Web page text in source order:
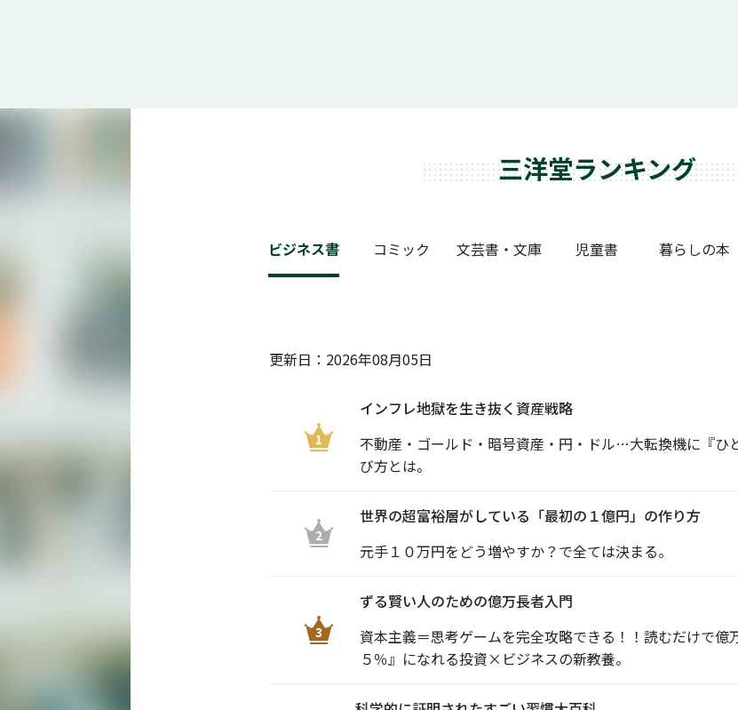
三洋堂ランキング
ビジネス書 コミック 文芸書・文庫 児童書 暮らしの本
更新日： 2026年08月05日
1
インフレ地獄を生き抜く資産戦略
不動産・ゴールド・暗号資産・円・ドル…大転換機に『ひ
び方とは。
2
世界の超富裕層がしている「最初の１億円」の作り方
元手１０万円をどう増やすか？で全ては決まる。
3
ずる賢い人のための億万長者入門
資本主義＝思考ゲームを完全攻略できる！！読むだけで億
５％』になれる投資×ビジネスの新教養。